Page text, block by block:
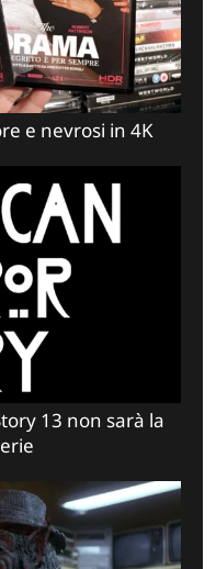
e nevrosi in 4K
13 non sarà la